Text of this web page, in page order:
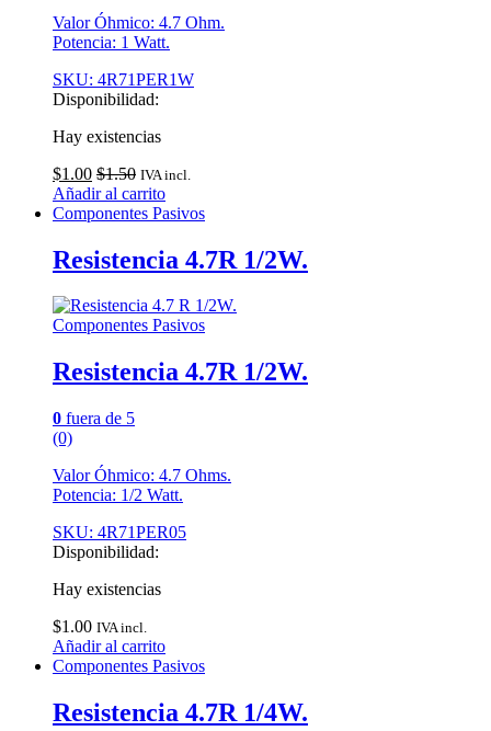
Valor Óhmico: 4.7 Ohm.
Potencia: 1 Watt.
SKU: 4R71PER1W
Disponibilidad:
Hay existencias
$1.00 $1.50 IVA incl.
Añadir al carrito
Componentes Pasivos
Resistencia 4.7R 1/2W.
Componentes Pasivos
Resistencia 4.7R 1/2W.
0 fuera de 5
(0)
Valor Óhmico: 4.7 Ohms.
Potencia: 1/2 Watt.
SKU: 4R71PER05
Disponibilidad:
Hay existencias
$1.00 IVA incl.
Añadir al carrito
Componentes Pasivos
Resistencia 4.7R 1/4W.